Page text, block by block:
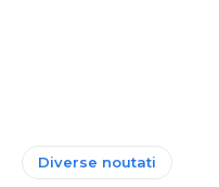
Diverse noutati